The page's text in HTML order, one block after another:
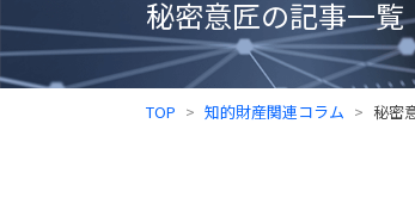
秘密意匠の記事一覧
TOP 知的財産関連コラム 秘密